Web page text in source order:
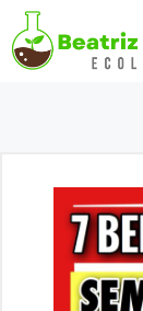
Saltar
al
contenido